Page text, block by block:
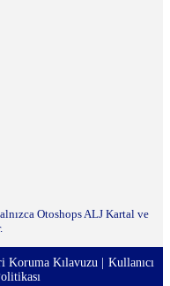
Otoshops ALJ Kartal ve
Koruma Kılavuzu
Kullanıcı